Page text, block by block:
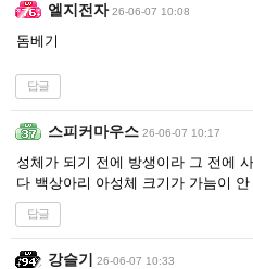
엘지전자 26-06-07 10:08
돔베기
답글
스피커마우스 26-06-07 10:17
성체가 되기 전에 방생이라 그 전에
다 백상아리 아성체 크기가 가늠이
답글
강슬기 26-06-07 10:33